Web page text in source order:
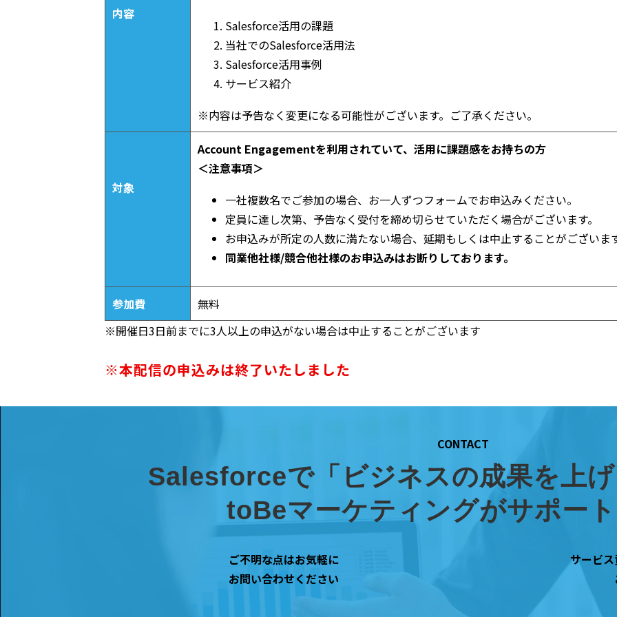
内容
Salesforce活用の課題
当社でのSalesforce活用法
Salesforce活用事例
サービス紹介
※内容は予告なく変更になる可能性がございます。ご了承ください。
対象
Account Engagementを利用されていて、活用に課題感をお持ちの方
＜注意事項＞
一社複数名でご参加の場合、お一人ずつフォームでお申込みください。
定員に達し次第、予告なく受付を締め切らせていただく場合がございます。
お申込みが所定の人数に満たない場合、延期もしくは中止することがございま
同業他社様/競合他社様のお申込みはお断りしております。
参加費
無料
※開催日3日前までに3人以上の申込がない場合は中止することがございます
※本配信の申込みは終了いたしました
CONTACT
Salesforceで「ビジネスの成果を上
toBeマーケティングがサポー
ご不明な点はお気軽に
お問い合わせください
サービ